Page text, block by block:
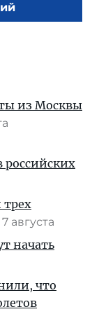
из Москвы
российских
трех
7 августа
начать
что